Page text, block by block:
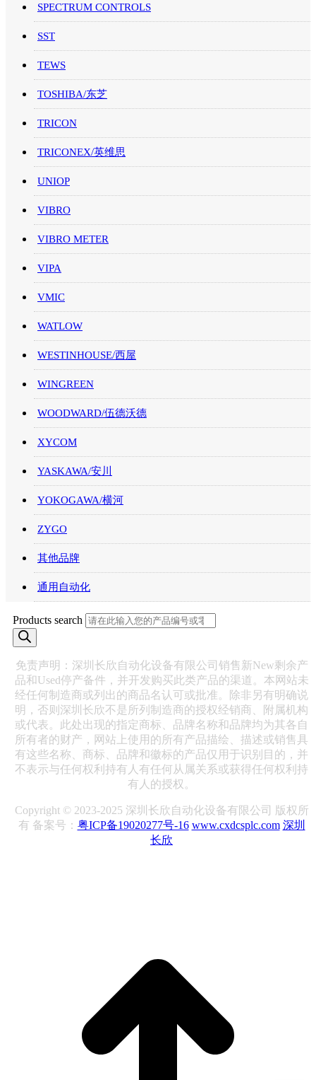
SPECTRUM CONTROLS
SST
TEWS
TOSHIBA/东芝
TRICON
TRICONEX/英维思
UNIOP
VIBRO
VIBRO METER
VIPA
VMIC
WATLOW
WESTINHOUSE/西屋
WINGREEN
WOODWARD/伍德沃德
XYCOM
YASKAWA/安川
YOKOGAWA/横河
ZYGO
其他品牌
通用自动化
Products search
免责声明：深圳长欣自动化设备有限公司销售新New剩余产
品和Used停产备件，并开发购买此类产品的渠道。本网站未
经任何制造商或列出的商品名认可或批准。除非另有明确说
明，否则深圳长欣不是所列制造商的授权经销商、附属机构
或代表。此处出现的指定商标、品牌名称和品牌均为其各自
所有者的财产，网站上使用的所有产品描绘、描述或销售具
有这些名称、商标、品牌和徽标的产品仅用于识别目的，并
不表示与任何权利持有人有任何从属关系或获得任何权利持
有人的授权。
Copyright © 2023-2025 深圳长欣自动化设备有限公司 版权所
有 备案号： 粤ICP备19020277号-16 www.cxdcsplc.com 深圳
长欣